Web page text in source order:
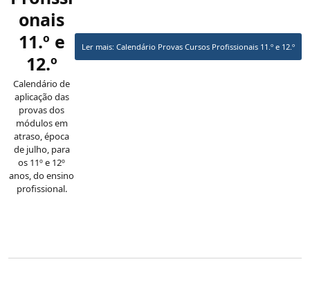
onais
11.º e
12.º
Calendário de
aplicação das
provas dos
módulos em
atraso, época
de julho, para
os 11º e 12º
anos, do ensino
profissional.
Ler mais: Calendário Provas Cursos Profissionais 11.º e 12.º